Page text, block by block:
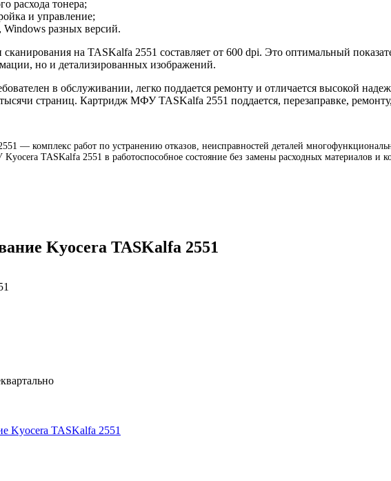
расхода тонера;
и управление;
разных версий.
на TASKalfa 2551 составляет от 600 dpi. Это оптимальный
но и детализированных изображений.
в обслуживании, легко поддается ремонту и отличается высокой
страниц. Картридж МФУ TASKalfa 2551 поддается, перезаправке,
— комплекс работ по устранению отказов, неисправностей деталей
TASKalfa 2551 в работоспособное состояние без замены расходных материалов и
Kyocera TASKalfa 2551
Kyocera TASKalfa 2551